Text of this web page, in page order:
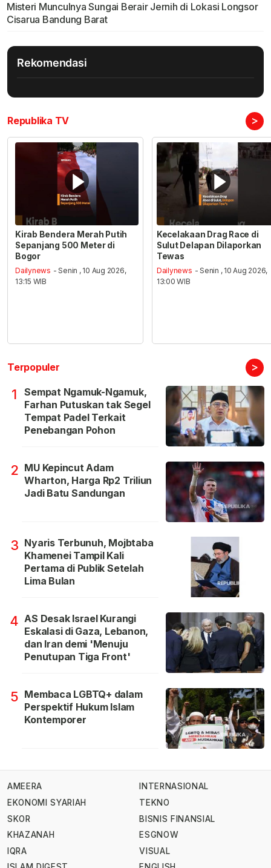
Misteri Munculnya Sungai Berair Jernih di Lokasi Longsor
Cisarua Bandung Barat
Rekomendasi
Republika TV >
Kirab Bendera Merah Putih
Sepanjang 500 Meter di
Bogor
Dailynews - Senin , 10 Aug 2026,
13:15 WIB
Kecelakaan Drag Race di
Sulut Delapan Dilaporkan
Tewas
Dailynews - Senin , 10 Aug 2026,
13:00 WIB
Terpopuler >
1
Sempat Ngamuk-Ngamuk,
Farhan Putuskan tak Segel
Tempat Padel Terkait
Penebangan Pohon
2 MU Kepincut Adam
Wharton, Harga Rp2 Triliun
Jadi Batu Sandungan
3 Nyaris Terbunuh, Mojbtaba
Khamenei Tampil Kali
Pertama di Publik Setelah
Lima Bulan
4 AS Desak Israel Kurangi
Eskalasi di Gaza, Lebanon,
dan Iran demi 'Menuju
Penutupan Tiga Front'
5 Membaca LGBTQ+ dalam
Perspektif Hukum Islam
Kontemporer
AMEERA
EKONOMI SYARIAH
SKOR
KHAZANAH
IQRA
INTERNASIONAL
TEKNO
BISNIS FINANSIAL
ESGNOW
VISUAL